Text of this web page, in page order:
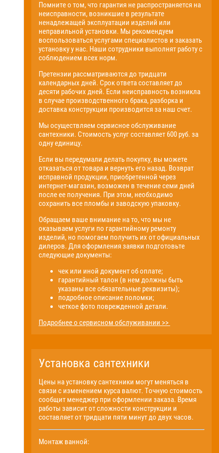
Помните о том, что гарантия не распространяется на
неисправности, возникшие в результате
ненадлежащей эксплуатации изделий или
неправильной установки. Мы рекомендуем
воспользоваться услугами специалистов и заказать
установку у нас. Наши сотрудники выполнят работу с
соблюдением всех норм.
Претензии рассматриваются до тридцати
календарных дней. Срок ответа составляет до
десяти рабочих дней. Если неисправность возникла
в случае производственного брака, разборка и
доставка конструкции производится за наш счет.
Мы осуществляем сервисное обслуживание
сантехники. Стоимость услуг составляет 600 руб. за
одну единицу.
Если вы передумали делать покупку, вы можете
отказаться от товара и вернуть его назад. Возврат
исправной продукции, приобретенной через
интернет-магазин, возможен в течение семи дней
после ее получения. При этом, необходимо
сохранить все пломбы и заводскую упаковку.
Обращаем ваше внимание на то, что мы не
оказываем услуги по гарантийному ремонту
изделий, но помогаем получить их от официальных
дилеров. Для оформления заявки подготовьте
следующие документы:
чек или иной документ об оплате;
гарантийный талон (в нем должны быть
указаны все обязательные реквизиты);
подробное описание поломки;
четкое фото поврежденной детали.
Подробнее о сервисном обслуживании >>
Установка сантехники
Цены на установку сантехники могут меняться в
связи с изменением курса валют. Точную стоимость
сообщит менеджер при оформлении заказа. Время
работы зависит от сложности конструкции и
составляет от тридцати пяти минут до двух часов.
Монтаж ванной: